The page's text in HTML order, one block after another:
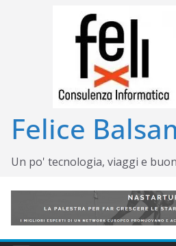
Felice
Un po' tecnologia, viaggi e